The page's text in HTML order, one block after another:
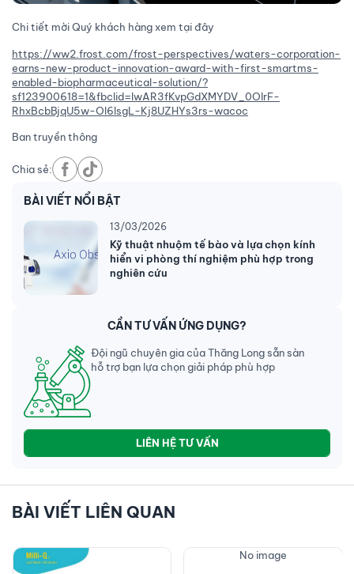
Chi tiết mời Quý khách hàng xem tại đây
https://ww2.frost.com/frost-perspectives/waters-corporation-
earns-new-product-innovation-award-with-first-smartms-
enabled-biopharmaceutical-solution/?
sf123900618=1&fbclid=IwAR3fKvpGdXMYDV_0OIrF-
RhxBcbBjqU5w-Ol6lsgL-Kj8UZHYs3rs-wacoc
Ban truyền thông
Chia sẻ:
BÀI VIẾT NỔI BẬT
13/03/2026
Kỹ thuật nhuộm tế bào và lựa chọn kính
hiển vi phòng thí nghiệm phù hợp trong
nghiên cứu
CẦN TƯ VẤN ỨNG DỤNG?
Đội ngũ chuyên gia của Thăng Long sẵn sàn
hỗ trợ bạn lựa chọn giải pháp phù hợp
LIÊN HỆ TƯ VẤN
BÀI VIẾT LIÊN QUAN
No image